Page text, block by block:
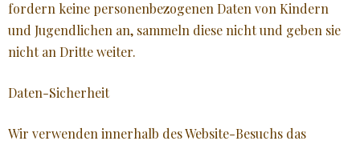
fordern keine personenbezogenen Daten von Kindern
und Jugendlichen an, sammeln diese nicht und geben sie
nicht an Dritte weiter.
Daten-Sicherheit
Wir verwenden innerhalb des Website-Besuchs das